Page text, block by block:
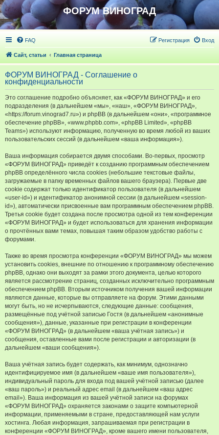
ФОРУМ ВИНОГРАД
FAQ Вход
Регистрация
Сайт, статьи Главная страница
ФОРУМ ВИНОГРАД - Соглашение о
конфиденциальности
Это соглашение подробно объясняет, как «ФОРУМ ВИНОГРАД» и его
подразделения (в дальнейшем «мы», «наш», «ФОРУМ ВИНОГРАД»,
«https://forum.vinograd7.ru») и phpBB (в дальнейшем «они», «программное
обеспечение phpBB», «www.phpbb.com», «phpBB Limited», «phpBB
Teams») используют информацию, полученную во время любой из ваших
пользовательских сессий (в дальнейшем «ваша информация»).
Ваша информация собирается двумя способами. Во-первых, просмотр
«ФОРУМ ВИНОГРАД» приведёт к созданию программным обеспечением
phpBB определённого числа cookies (небольшие текстовые файлы,
загружаемые в папку временных файлов вашего браузера). Первые две
cookie содержат только идентификатор пользователя (в дальнейшем
«user-id») и идентификатор анонимной сессии (в дальнейшем «session-
id»), автоматически присвоенные вам программным обеспечением phpBB.
Третья cookie будет создана после просмотра одной из тем конференции
«ФОРУМ ВИНОГРАД» и будет использоваться для хранения информации
о прочтённых вами темах, повышая таким образом удобство работы с
форумами.
Также во время просмотра конференции «ФОРУМ ВИНОГРАД» мы можем
установить cookies, внешние по отношению к программному обеспечению
phpBB, однако они выходят за рамки этого документа, целью которого
является рассмотрение страниц, созданных исключительно программным
обеспечением phpBB. Вторым источником получения вашей информации
являются данные, которые вы отправляете на форум. Этими данными
могут быть, но не исчерпываются, следующие данные: сообщения,
размещённые под учётной записью Гостя (в дальнейшем «анонимные
сообщения»), данные, указанные при регистрации в конференции
«ФОРУМ ВИНОГРАД» (в дальнейшем «ваша учётная запись») и
сообщения, оставленные вами после регистрации и авторизации (в
дальнейшем «ваши сообщения»).
Ваша учётная запись будет содержать, как минимум, однозначно
идентифицируемое имя (в дальнейшем «ваше имя пользователя»),
индивидуальный пароль для входа под вашей учётной записью (далее
«ваш пароль») и реальный адрес email (в дальнейшем «ваш адрес
email»). Ваша информация из вашей учётной записи на форумах
«ФОРУМ ВИНОГРАД» охраняется законами о защите компьютерной
информации, применяемыми в стране, предоставляющей нам услуги
хостинга. Любая информация, запрашиваемая при регистрации в
конференции «ФОРУМ ВИНОГРАД», кроме вашего имени пользователя,